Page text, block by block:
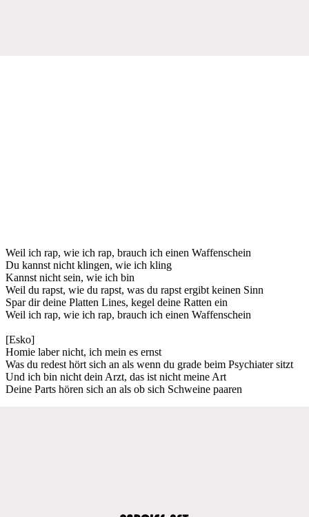
Weil ich rap, wie ich rap, brauch ich einen Waffenschein
Du kannst nicht klingen, wie ich kling
Kannst nicht sein, wie ich bin
Weil du rapst, wie du rapst, was du rapst ergibt keinen Sinn
Spar dir deine Platten Lines, kegel deine Ratten ein
Weil ich rap, wie ich rap, brauch ich einen Waffenschein
[Esko]
Homie laber nicht, ich mein es ernst
Was du redest hört sich an als wenn du grade beim Psychiater sitzt
Und ich bin nicht dein Arzt, das ist nicht meine Art
Deine Parts hören sich an als ob sich Schweine paaren